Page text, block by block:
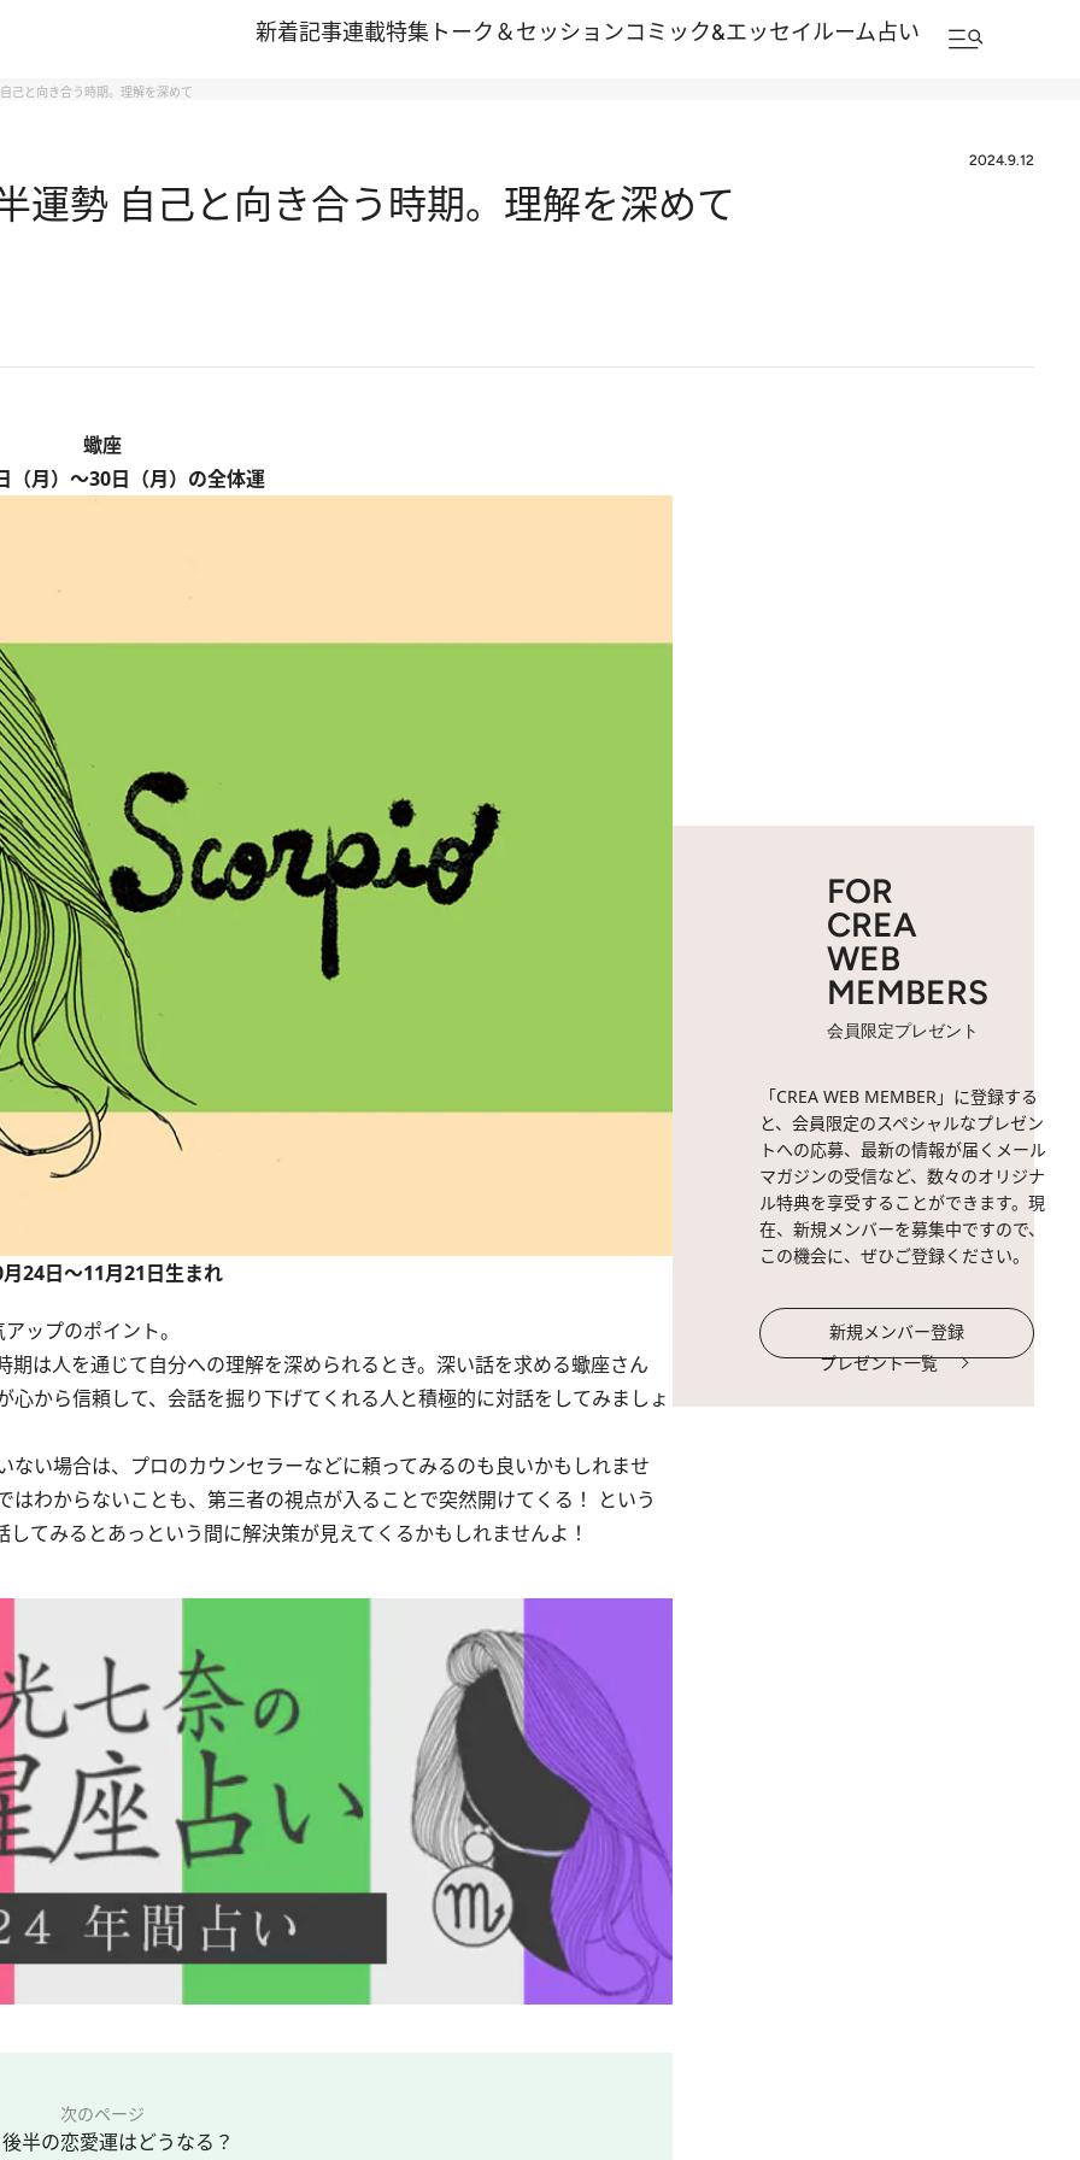
新着記事連載特集 トーク＆セッションコミック&エッセイルーム占い
己と向き合う時期。理解を深めて
2024.9.12
運勢 自己と向き合う時期。理解を深めて
蠍座
（月）～30日（月）の全体運
24日～11月21日生まれ
ップのポイント。
は人を通じて自分への理解を深められるとき。深い話を求める蠍座さん
から信頼して、会話を掘り下げてくれる人と積極的に対話をしてみましょ
い場合は、プロのカウンセラーなどに頼ってみるのも良いかもしれませ
わからないことも、第三者の視点が入ることで突然開けてくる！ という
てみるとあっという間に解決策が見えてくるかもしれませんよ！
次のページ
半の恋愛運はどうなる？
FOR
CREA
WEB
MEMBERS
会員限定プレゼント
「CREA WEB MEMBER」に登録する
と、会員限定のスペシャルなプレゼン
トへの応募、最新の情報が届くメール
マガジンの受信など、数々のオリジナ
ル特典を享受することができます。現
在、新規メンバーを募集中ですので、
この機会に、ぜひご登録ください。
新規メンバー登録
プレゼント一覧